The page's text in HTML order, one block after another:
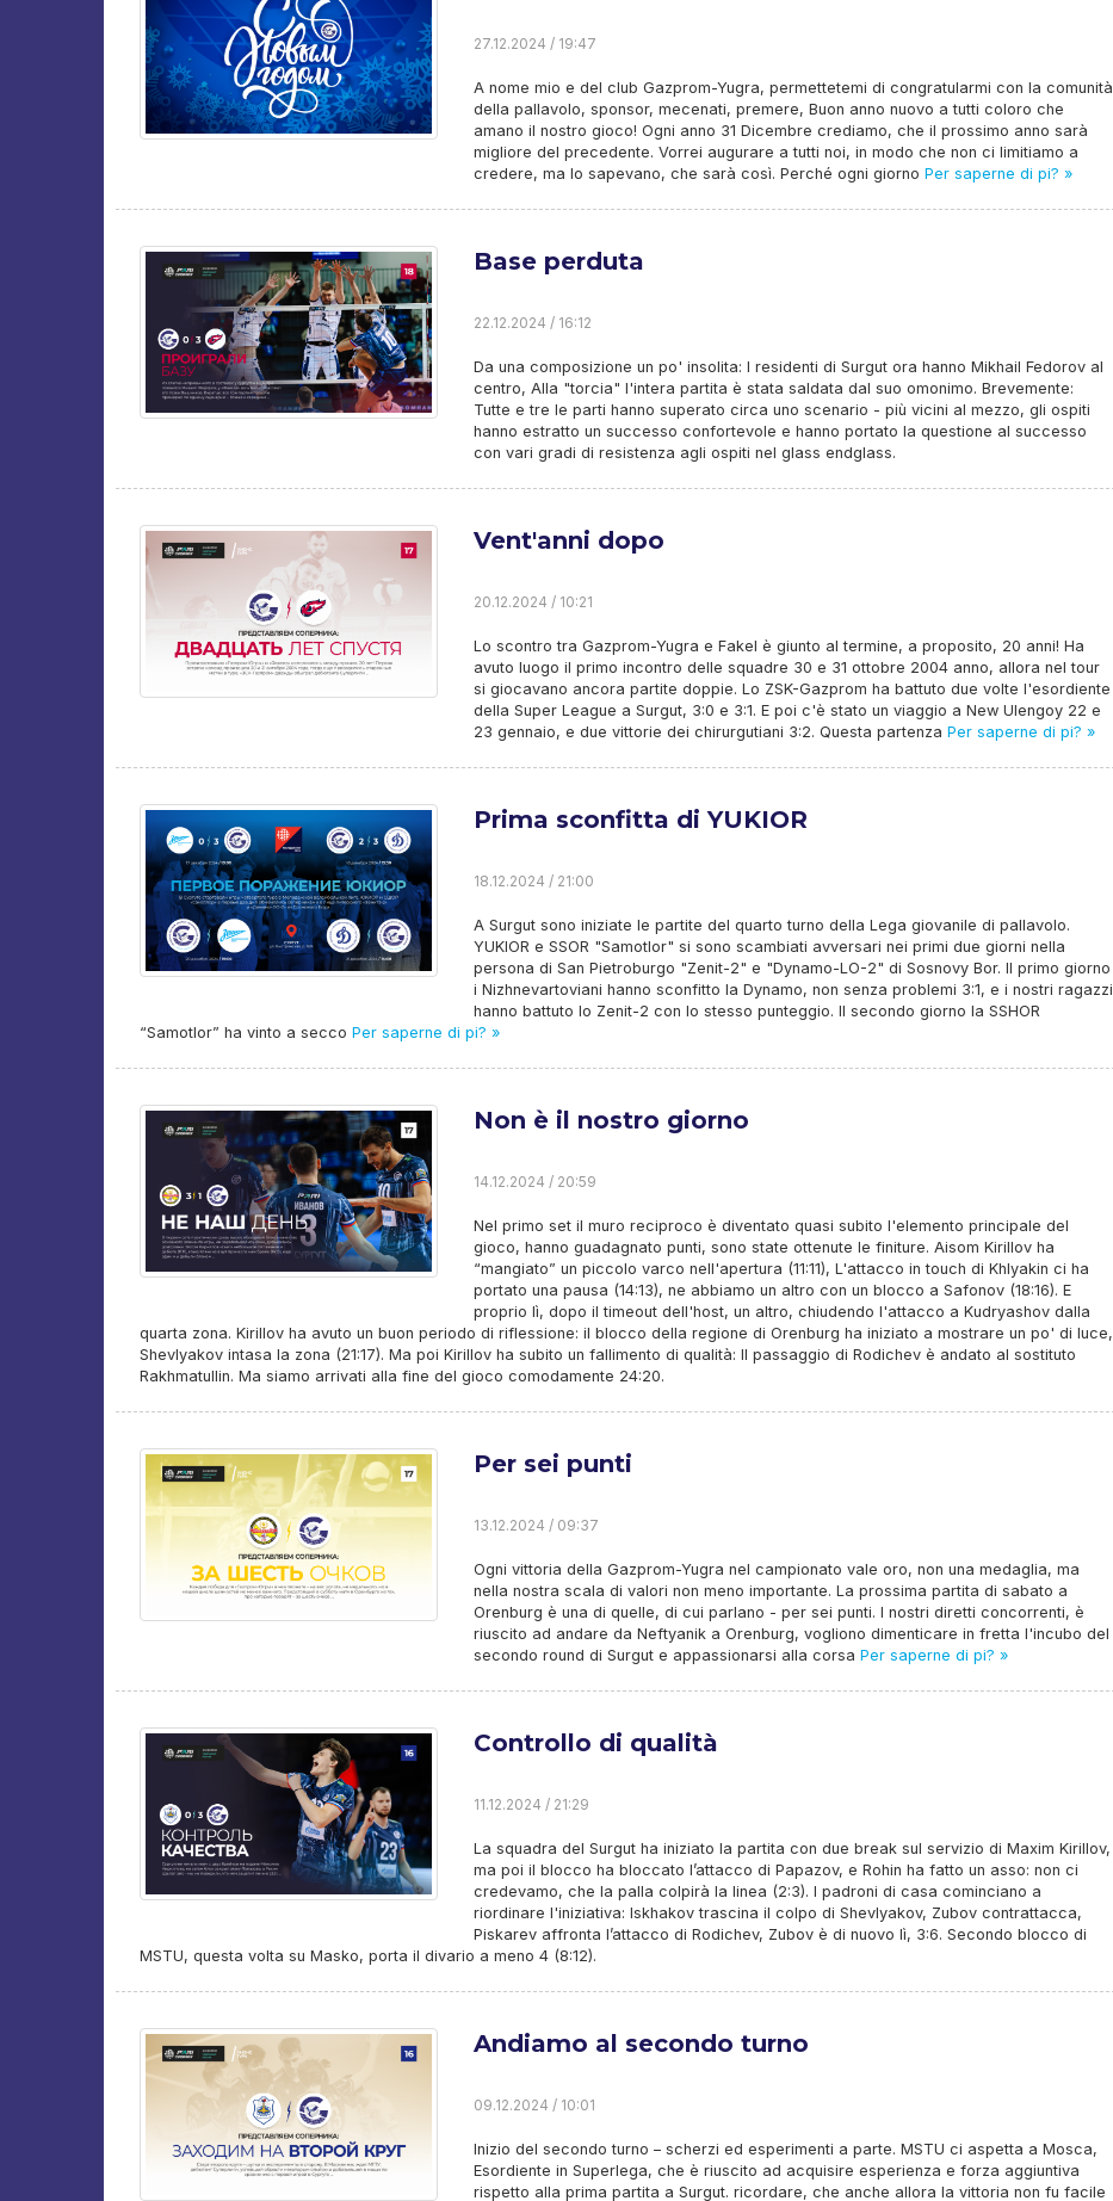
27.12.2024 / 19:47
A nome mio e del club Gazprom-Yugra, permettetemi di congratularmi con la comunità
della pallavolo, sponsor, mecenati, premere, Buon anno nuovo a tutti coloro che
amano il nostro gioco! Ogni anno 31 Dicembre crediamo, che il prossimo anno sarà
migliore del precedente. Vorrei augurare a tutti noi, in modo che non ci limitiamo a
credere, ma lo sapevano, che sarà così. Perché ogni giorno Per saperne di pi? »
Base perduta
22.12.2024 / 16:12
Da una composizione un po' insolita: I residenti di Surgut ora hanno Mikhail Fedorov al
centro, Alla "torcia" l'intera partita è stata saldata dal suo omonimo. Brevemente:
Tutte e tre le parti hanno superato circa uno scenario - più vicini al mezzo, gli ospiti
hanno estratto un successo confortevole e hanno portato la questione al successo
con vari gradi di resistenza agli ospiti nel glass endglass.
Vent'anni dopo
20.12.2024 / 10:21
Lo scontro tra Gazprom-Yugra e Fakel è giunto al termine, a proposito, 20 anni! Ha
avuto luogo il primo incontro delle squadre 30 e 31 ottobre 2004 anno, allora nel tour
si giocavano ancora partite doppie. Lo ZSK-Gazprom ha battuto due volte l'esordiente
della Super League a Surgut, 3:0 e 3:1. E poi c'è stato un viaggio a New Ulengoy 22 e
23 gennaio, e due vittorie dei chirurgutiani 3:2. Questa partenza Per saperne di pi? »
Prima sconfitta di YUKIOR
18.12.2024 / 21:00
A Surgut sono iniziate le partite del quarto turno della Lega giovanile di pallavolo.
YUKIOR e SSOR "Samotlor" si sono scambiati avversari nei primi due giorni nella
persona di San Pietroburgo "Zenit-2" e "Dynamo-LO-2" di Sosnovy Bor. Il primo giorno
i Nizhnevartoviani hanno sconfitto la Dynamo, non senza problemi 3:1, e i nostri ragazzi
hanno battuto lo Zenit-2 con lo stesso punteggio. Il secondo giorno la SSHOR
“Samotlor” ha vinto a secco Per saperne di pi? »
Non è il nostro giorno
14.12.2024 / 20:59
Nel primo set il muro reciproco è diventato quasi subito l'elemento principale del
gioco, hanno guadagnato punti, sono state ottenute le finiture. Aisom Kirillov ha
“mangiato” un piccolo varco nell'apertura (11:11), L'attacco in touch di Khlyakin ci ha
portato una pausa (14:13), ne abbiamo un altro con un blocco a Safonov (18:16). E
proprio lì, dopo il timeout dell'host, un altro, chiudendo l'attacco a Kudryashov dalla
quarta zona. Kirillov ha avuto un buon periodo di riflessione: il blocco della regione di Orenburg ha iniziato a mostrare un po' di luce,
Shevlyakov intasa la zona (21:17). Ma poi Kirillov ha subito un fallimento di qualità: Il passaggio di Rodichev è andato al sostituto
Rakhmatullin. Ma siamo arrivati ​​alla fine del gioco comodamente 24:20.
Per sei punti
13.12.2024 / 09:37
Ogni vittoria della Gazprom-Yugra nel campionato vale oro, non una medaglia, ma
nella nostra scala di valori non meno importante. La prossima partita di sabato a
Orenburg è una di quelle, di cui parlano - per sei punti. I nostri diretti concorrenti, è
riuscito ad andare da Neftyanik a Orenburg, vogliono dimenticare in fretta l'incubo del
secondo round di Surgut e appassionarsi alla corsa Per saperne di pi? »
Controllo di qualità
11.12.2024 / 21:29
La squadra del Surgut ha iniziato la partita con due break sul servizio di Maxim Kirillov,
ma poi il blocco ha bloccato l’attacco di Papazov, e Rohin ha fatto un asso: non ci
credevamo, che la palla colpirà la linea (2:3). I padroni di casa cominciano a
riordinare l'iniziativa: Iskhakov trascina il colpo di Shevlyakov, Zubov contrattacca,
Piskarev affronta l’attacco di Rodichev, Zubov è di nuovo lì, 3:6. Secondo blocco di
MSTU, questa volta su Masko, porta il divario a meno 4 (8:12).
Andiamo al secondo turno
09.12.2024 / 10:01
Inizio del secondo turno – scherzi ed esperimenti a parte. MSTU ci aspetta a Mosca,
Esordiente in Superlega, che è riuscito ad acquisire esperienza e forza aggiuntiva
rispetto alla prima partita a Surgut. ricordare, che anche allora la vittoria non fu facile